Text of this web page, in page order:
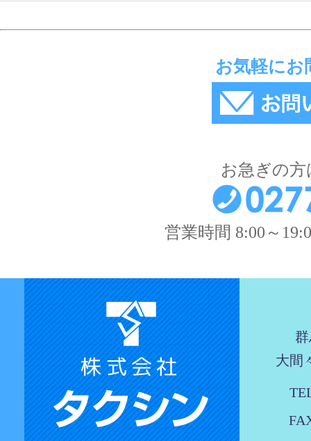
お気軽にお
お急ぎの
営業時間 8:00～
大間